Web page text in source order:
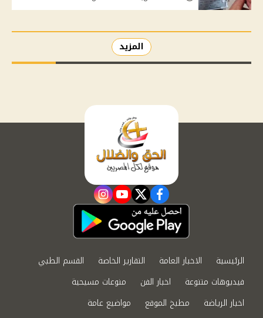
المزيد
facebook
twitter
youtube
instagram
الرئيسية الاخبار العامة التقارير الخاصة
القسم الطبي
فيديوهات متنوعة
اخبار الفن
منوعات مسيحية
اخبار الرياضة
مطبخ الموقع
مواضيع عامة